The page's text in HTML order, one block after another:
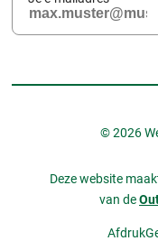
© 2026
Deze website
van de
Afdruk